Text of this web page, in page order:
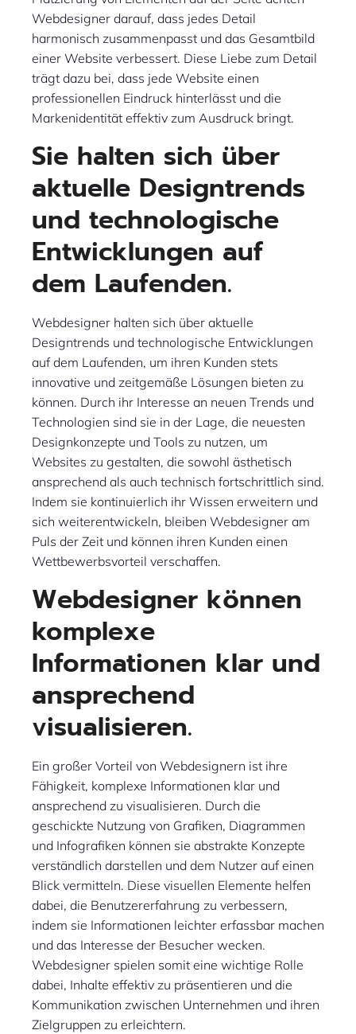
Webdesigner darauf, dass jedes Detail
harmonisch zusammenpasst und das Gesamtbild
einer Website verbessert. Diese Liebe zum Detail
trägt dazu bei, dass jede Website einen
professionellen Eindruck hinterlässt und die
Markenidentität effektiv zum Ausdruck bringt.
Sie halten sich über
aktuelle Designtrends
und technologische
Entwicklungen auf
dem Laufenden.
Webdesigner halten sich über aktuelle
Designtrends und technologische Entwicklungen
auf dem Laufenden, um ihren Kunden stets
innovative und zeitgemäße Lösungen bieten zu
können. Durch ihr Interesse an neuen Trends und
Technologien sind sie in der Lage, die neuesten
Designkonzepte und Tools zu nutzen, um
Websites zu gestalten, die sowohl ästhetisch
ansprechend als auch technisch fortschrittlich sind.
Indem sie kontinuierlich ihr Wissen erweitern und
sich weiterentwickeln, bleiben Webdesigner am
Puls der Zeit und können ihren Kunden einen
Wettbewerbsvorteil verschaffen.
Webdesigner können
komplexe
Informationen klar und
ansprechend
visualisieren.
Ein großer Vorteil von Webdesignern ist ihre
Fähigkeit, komplexe Informationen klar und
ansprechend zu visualisieren. Durch die
geschickte Nutzung von Grafiken, Diagrammen
und Infografiken können sie abstrakte Konzepte
verständlich darstellen und dem Nutzer auf einen
Blick vermitteln. Diese visuellen Elemente helfen
dabei, die Benutzererfahrung zu verbessern,
indem sie Informationen leichter erfassbar machen
und das Interesse der Besucher wecken.
Webdesigner spielen somit eine wichtige Rolle
dabei, Inhalte effektiv zu präsentieren und die
Kommunikation zwischen Unternehmen und ihren
Zielgruppen zu erleichtern.